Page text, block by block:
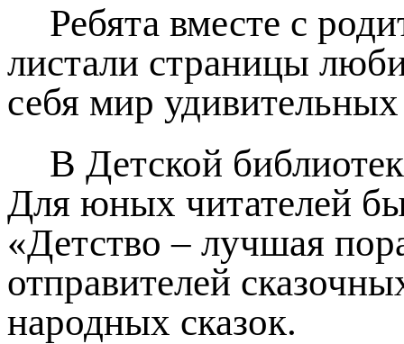
Ребята вместе с
листали страницы
себя мир
В Детской
Для юных читателей
«Детство – лучшая
отправителей
народных сказок.